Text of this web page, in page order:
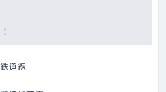
道線